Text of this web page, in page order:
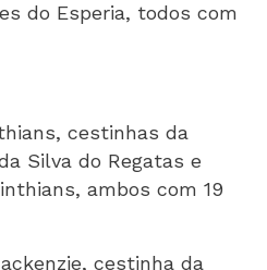
do Esperia, todos com
cestinhas da
Silva do Regatas e
ambos com 19
cestinha da